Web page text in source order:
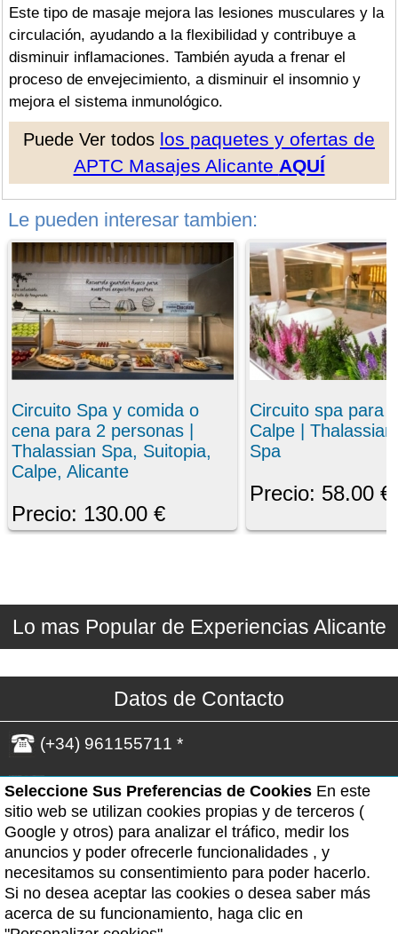
Seleccione Sus Preferencias de Cookies En este
sitio web se utilizan cookies propias y de terceros (
Google y otros) para analizar el tráfico, medir los
anuncios y poder ofrecerle funcionalidades , y
necesitamos su consentimiento para poder hacerlo.
Si no desea aceptar las cookies o desea saber más
acerca de su funcionamiento, haga clic en
Este tipo de masaje mejora las lesiones musculares y la
circulación, ayudando a la flexibilidad y contribuye a
disminuir inflamaciones. También ayuda a frenar el
proceso de envejecimiento, a disminuir el insomnio y
mejora el sistema inmunológico.
Puede Ver todos los paquetes y ofertas de
APTC Masajes Alicante AQUÍ
Le pueden interesar tambien:
Circuito Spa y comida o
cena para 2 personas |
Thalassian Spa, Suitopia,
Calpe, Alicante
Precio: 130.00 €
Circuito spa para
Calpe |
Spa
Precio: 58.00 €
Lo mas Popular de Experiencias Alicante
Datos de Contacto
(+34) 961155711 *
WhatsApp(Solo Mensajes)*
*- Horario de atención: Lunes a viernes de 09:00
a 19:00h. Excepto los festivos.
Terminos de uso | Privacidad |